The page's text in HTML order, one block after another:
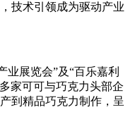
技术引领成为驱动产业
业展览会”及“百乐嘉利
家可可与巧克力头部企
到精品巧克力制作，呈